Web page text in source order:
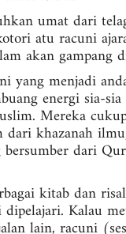
umat dari
atu racuni
akan gampang
yang menjadi
energi sia-
Mereka
dari khazanah
dari
kitab dan
Kalau